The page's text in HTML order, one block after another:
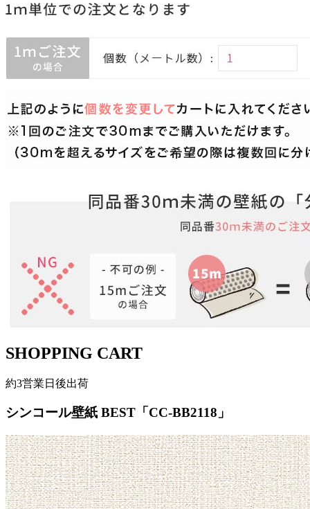
SHOPPING CART
約3営業日後出荷
シンコール壁紙 BEST「CC-BB2118」